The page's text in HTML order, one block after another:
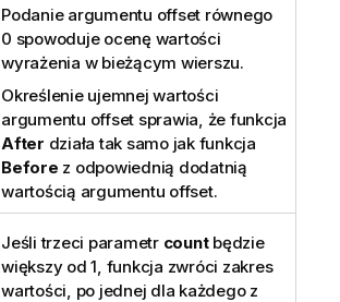
Podanie argumentu offset równego
0 spowoduje ocenę wartości
wyrażenia w bieżącym wierszu.
Określenie ujemnej wartości
argumentu offset sprawia, że funkcja
After działa tak samo jak funkcja
Before z odpowiednią dodatnią
wartością argumentu offset.
Jeśli trzeci parametr countbędzie
większy od 1, funkcja zwróci zakres
wartości, po jednej dla każdego z